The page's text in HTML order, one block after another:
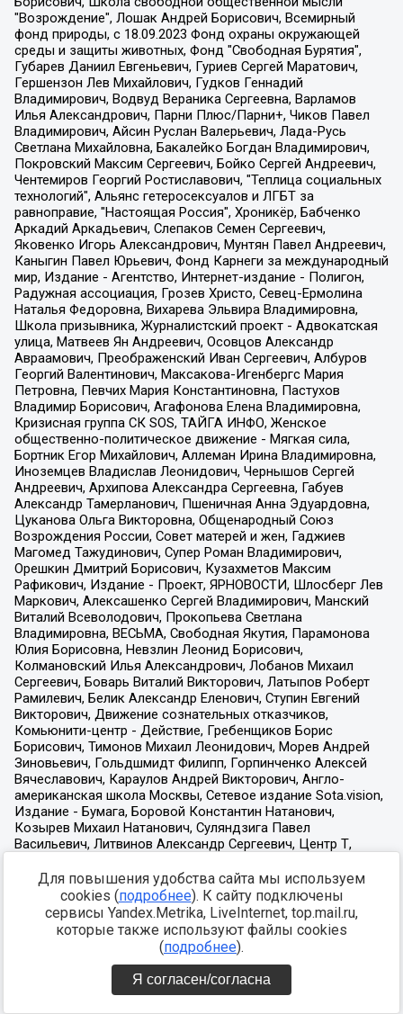
Для повышения удобства сайта мы используем
cookies (подробнее). К сайту подключены
сервисы Yandex.Metrika, LiveInternet, top.mail.ru,
которые также используют файлы cookies
(подробнее).
Я согласен/согласна